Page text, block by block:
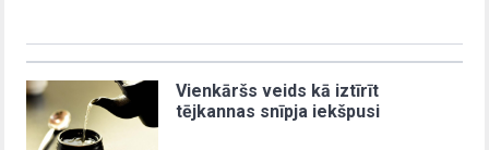
Vienkāršs veids kā iztīrīt
tējkannas snīpja iekšpusi